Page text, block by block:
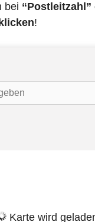
bei “Postleitzahl”
!
Karte wird